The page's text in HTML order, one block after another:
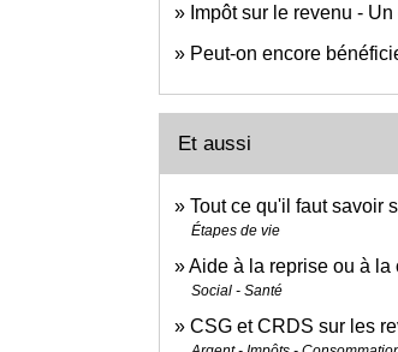
Impôt sur le revenu -
Peut-on encore
Et aussi
Tout ce qu'il faut savoir
Étapes de vie
Aide à la reprise ou à la
Social - Santé
CSG et CRDS sur les